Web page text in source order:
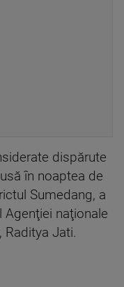
dispărute
în noaptea de
Sumedang, a
naţionale
Raditya Jati.